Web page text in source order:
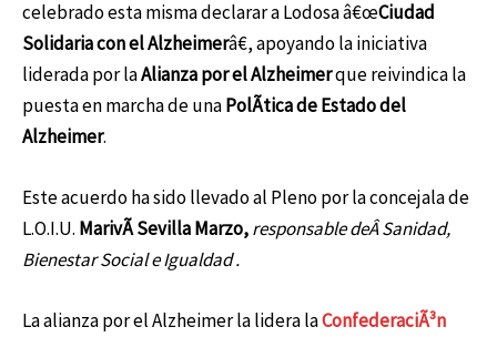
celebrado esta misma declarar a Lodosa â€œCiudad
Solidaria con el Alzheimerâ€, apoyando la iniciativa
liderada por laAlianza por el Alzheimerque reivindica la
puesta en marcha de unaPolÃ­tica de Estado del
Alzheimer.
Este acuerdo ha sido llevado al Pleno por la concejala de
L.O.I.U. MarivÃ­ Sevilla Marzo,responsable deÂ Sanidad,
Bienestar Social e Igualdad .
La alianza por el Alzheimer la lidera laConfederaciÃ³n